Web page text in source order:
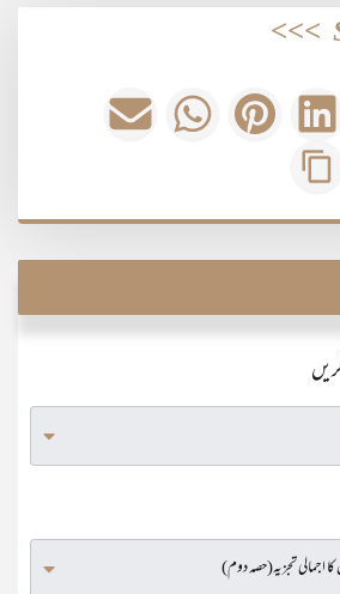
>>>